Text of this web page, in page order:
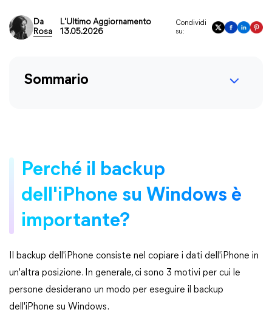
Da
Rosa
L'Ultimo Aggiornamento
13.05.2026
Condividi
su:
Sommario
Perché il backup
dell'iPhone su Windows è
importante?
Il backup dell'iPhone consiste nel copiare i dati dell'iPhone in
un'altra posizione. In generale, ci sono 3 motivi per cui le
persone desiderano un modo per eseguire il backup
dell'iPhone su Windows.